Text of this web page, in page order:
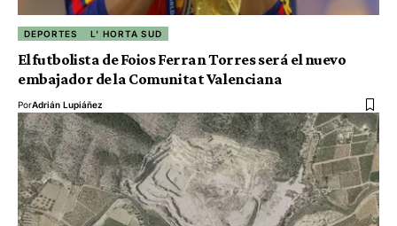
DEPORTES L' HORTA SUD
El futbolista de Foios Ferran Torres será el nuevo
embajador de la Comunitat Valenciana
PorAdrián Lupiáñez